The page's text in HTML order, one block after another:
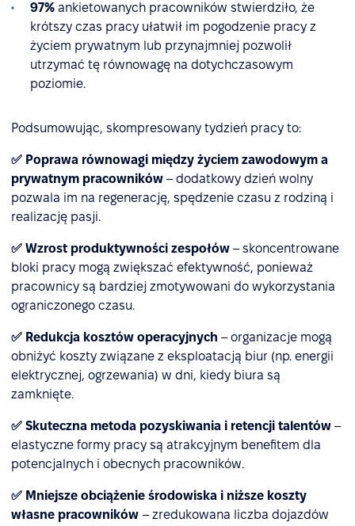
97% ankietowanych pracowników stwierdziło, że ​​
krótszy czas pracy ułatwił im pogodzenie pracy z
życiem prywatnym lub przynajmniej pozwolił
utrzymać tę równowagę na dotychczasowym
poziomie.
Podsumowując, skompresowany tydzień pracy to:
✅ Poprawa równowagi między życiem zawodowym a
prywatnym pracowników – dodatkowy dzień wolny
pozwala im na regenerację, spędzenie czasu z rodziną i
realizację pasji.
✅ Wzrost produktywności zespołów – skoncentrowane
bloki pracy mogą zwiększać efektywność, ponieważ
pracownicy są bardziej zmotywowani do wykorzystania
ograniczonego czasu.
✅ Redukcja kosztów operacyjnych – organizacje mogą
obniżyć koszty związane z eksploatacją biur (np. energii
elektrycznej, ogrzewania) w dni, kiedy biura są
zamknięte.
✅ Skuteczna metoda pozyskiwania i retencji talentów –
elastyczne formy pracy są atrakcyjnym benefitem dla
potencjalnych i obecnych pracowników.
✅ Mniejsze obciążenie środowiska i niższe koszty
własne pracowników – zredukowana liczba dojazdów